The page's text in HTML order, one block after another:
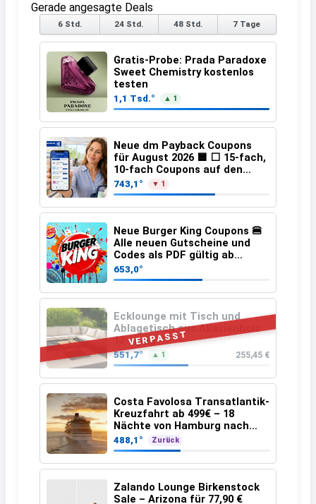
Gerade angesagte Deals
6 Std. 24 Std. 48 Std. 7 Tage
Gratis-Probe: Prada Paradoxe
Sweet Chemistry kostenlos
testen
1,1 Tsd.° ▲ 1
Neue dm Payback Coupons
für August 2026 🟦 ⬜ 15-fach,
10-fach Coupons auf den
gesamten Einkauf ab 2 €
743,1° ▼ 1
Neue Burger King Coupons 🍔
Alle neuen Gutscheine und
Codes als PDF gültig ab
25.07.2026 bis 04.09.2026
653,0°
VERPASST
Ecklounge mit Tisch und
Ablagetisch aus Akazienholz
12-teilig
551,7° ▲ 1 255,45 €
Costa Favolosa Transatlantik-
Kreuzfahrt ab 499€ – 18
Nächte von Hamburg nach
Guadeloupe
488,1° Zurück
Zalando Lounge Birkenstock
Sale – Arizona für 77,90 €